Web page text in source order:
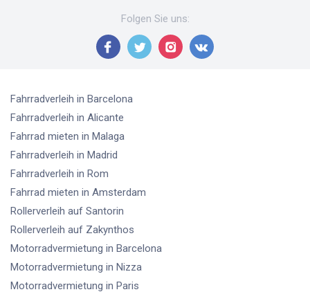
Folgen Sie uns:
Fahrradverleih in Barcelona
Fahrradverleih in Alicante
Fahrrad mieten in Malaga
Fahrradverleih in Madrid
Fahrradverleih in Rom
Fahrrad mieten in Amsterdam
Rollerverleih auf Santorin
Rollerverleih auf Zakynthos
Motorradvermietung in Barcelona
Motorradvermietung in Nizza
Motorradvermietung in Paris